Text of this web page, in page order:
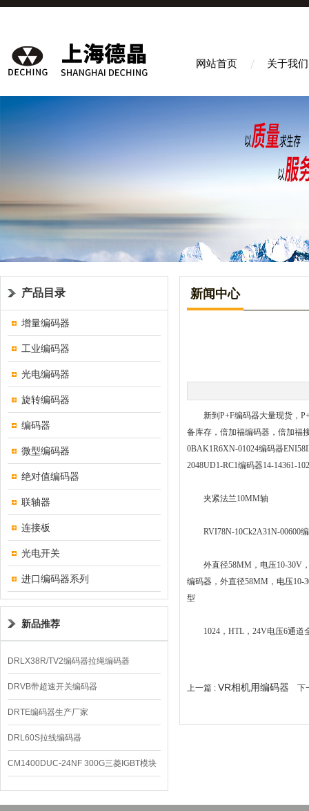
网站首页 关于我们
产品目录
增量编码器
工业编码器
光电编码器
旋转编码器
编码器
微型编码器
绝对值编码器
联轴器
连接板
光电开关
进口编码器系列
新品推荐
DRLX38R/TV2编码器拉绳编码器
DRVB带超速开关编码器
DRTE编码器生产厂家
DRL60S拉线编码器
CM1400DUC-24NF 300G三菱IGBT模块
新闻中心
新到P+F编码器大量现货，
备库存，倍加福编码器，倍加福
0BAK1R6XN-01024编码器
2048UD1-RC1编码器14-14361-
夹紧法兰10MM轴
RVI78N-10Ck2A31N-00600编
外直径58MM，电压10-30V，
编码器，外直径58MM，电压10-
型
1024，HTL，24V电压6通道
上一篇 : VR相机用编码器 下